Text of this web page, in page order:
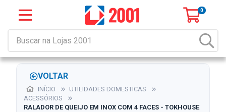
0
VOLTAR
INÍCIO
UTILIDADES DOMESTICAS
ACESSÓRIOS
RALADOR DE QUEIJO EM INOX COM 4 FACES - TOKHOUSE